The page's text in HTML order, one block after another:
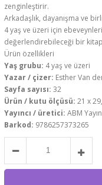
zenginleştirir.
Arkadaşlık, dayanışma ve
4 yaş ve üzeri için
değerlendirebileceği bir
Ürün özellikleri
Yaş grubu: 4 yaş ve üzeri
Yazar / çizer: Esther Van
Sayfa sayısı: 32
Ürün / kutu ölçüsü: 21 x
Yayıncı / üretici: ABM
Barkod: 9786257373265